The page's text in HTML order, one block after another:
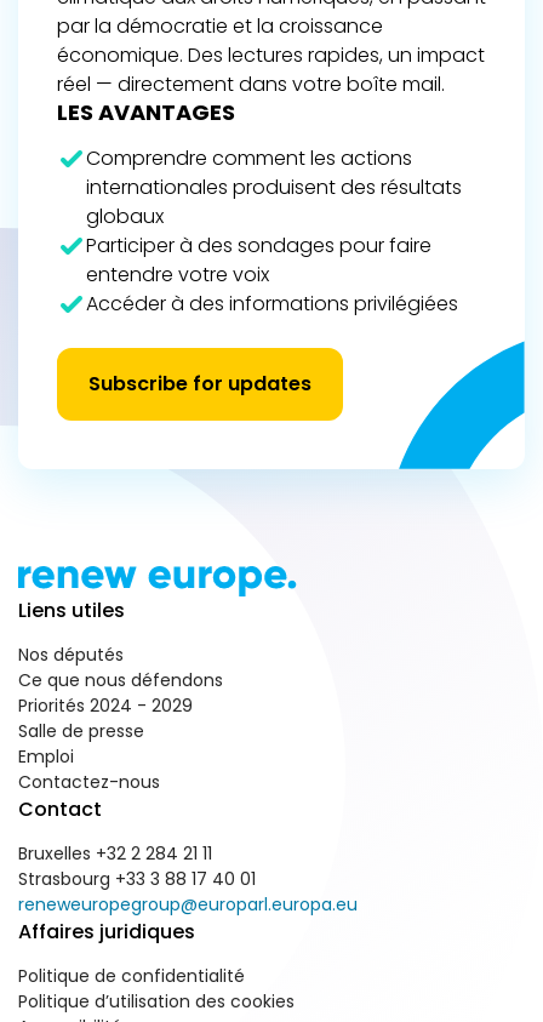
par la démocratie et la croissance
économique. Des lectures rapides, un impact
réel — directement dans votre boîte mail.
LES AVANTAGES
Comprendre comment les actions
internationales produisent des résultats
globaux
Participer à des sondages pour faire
entendre votre voix
Accéder à des informations privilégiées
Subscribe for updates
Liens utiles
Nos députés
Ce que nous défendons
Priorités 2024 - 2029
Salle de presse
Emploi
Contactez-nous
Contact
Bruxelles +32 2 284 21 11
Strasbourg +33 3 88 17 40 01
reneweuropegroup@europarl.europa.eu
Affaires juridiques
Politique de confidentialité
Politique d’utilisation des cookies